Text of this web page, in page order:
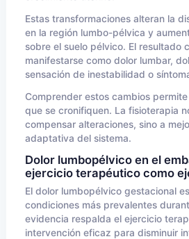
Estas transformaciones alteran la
en la región lumbo-pélvica y
sobre el suelo pélvico. El resultado
manifestarse como dolor lumbar,
sensación de inestabilidad o
Comprender estos cambios
que se cronifiquen. La fisioterapia
compensar alteraciones, sino a
adaptativa del sistema.
Dolor lumbopélvico en el
ejercicio terapéutico como
El dolor lumbopélvico gestacional
condiciones más prevalentes
evidencia respalda el ejercicio
intervención eficaz para disminuir